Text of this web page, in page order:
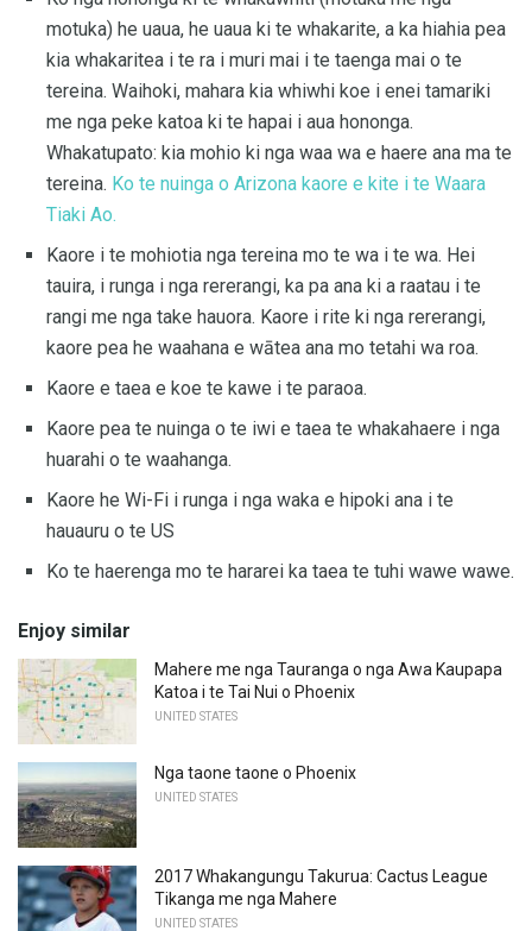
motuka) he uaua, he uaua ki te whakarite, a ka hiahia pea
kia whakaritea i te ra i muri mai i te taenga mai o te
tereina. Waihoki, mahara kia whiwhi koe i enei tamariki
me nga peke katoa ki te hapai i aua hononga.
Whakatupato: kia mohio ki nga waa wa e haere ana ma te
tereina. Ko te nuinga o Arizona kaore e kite i te Waara
Tiaki Ao.
Kaore i te mohiotia nga tereina mo te wa i te wa. Hei
tauira, i runga i nga rererangi, ka pa ana ki a raatau i te
rangi me nga take hauora. Kaore i rite ki nga rererangi,
kaore pea he waahana e wātea ana mo tetahi wa roa.
Kaore e taea e koe te kawe i te paraoa.
Kaore pea te nuinga o te iwi e taea te whakahaere i nga
huarahi o te waahanga.
Kaore he Wi-Fi i runga i nga waka e hipoki ana i te
hauauru o te US
Ko te haerenga mo te hararei ka taea te tuhi wawe wawe.
Enjoy similar
Mahere me nga Tauranga o nga Awa Kaupapa
Katoa i te Tai Nui o Phoenix
UNITED STATES
Nga taone taone o Phoenix
UNITED STATES
2017 Whakangungu Takurua: Cactus League
Tikanga me nga Mahere
UNITED STATES